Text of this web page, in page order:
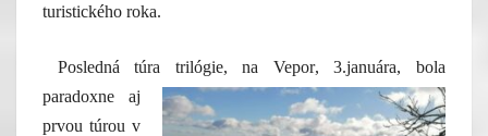
turistického roka.
Posledná túra trilógie, na Vepor, 3.januára, bola
paradoxne aj
prvou túrou v